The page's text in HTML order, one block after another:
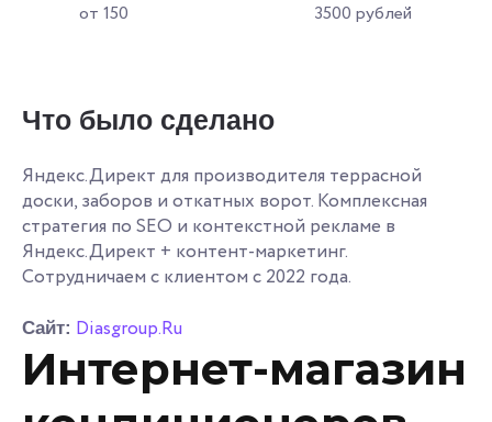
от 150 3500 рублей
Что было сделано
Яндекс.Директ для производителя террасной
доски, заборов и откатных ворот. Комплексная
стратегия по SEO и контекстной рекламе в
Яндекс.Директ + контент-маркетинг.
Сотрудничаем с клиентом с 2022 года.
Сайт: Diasgroup.Ru
Интернет-магазин